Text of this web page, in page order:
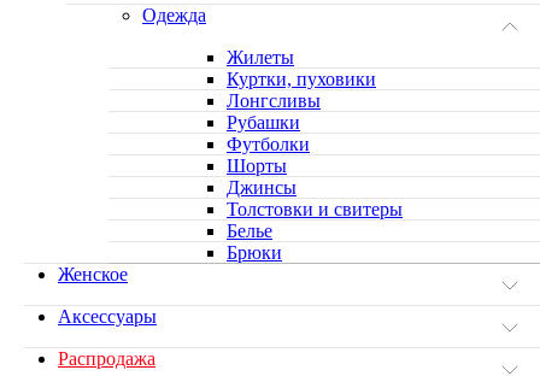
Одежда
Жилеты
Куртки, пуховики
Лонгсливы
Рубашки
Футболки
Шорты
Джинсы
Толстовки и свитеры
Белье
Брюки
Женское
Аксессуары
Распродажа